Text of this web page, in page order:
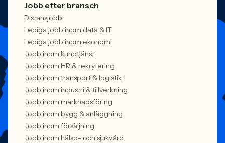
Jobb efter bransch
Distansjobb
Lediga jobb inom data & IT
Lediga jobb inom ekonomi
Jobb inom kundtjänst
Jobb inom HR & rekrytering
Jobb inom transport & logistik
Jobb inom industri & tillverkning
Jobb inom marknadsföring
Jobb inom bygg & anläggning
Jobb inom försäljning
Jobb inom hälso- och sjukvård